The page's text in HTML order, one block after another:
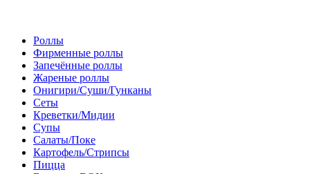
Роллы
Фирменные роллы
Запечённые роллы
Жареные роллы
Онигири/Суши/Гунканы
Сеты
Креветки/Мидии
Супы
Салаты/Поке
Картофель/Стрипсы
Пицца